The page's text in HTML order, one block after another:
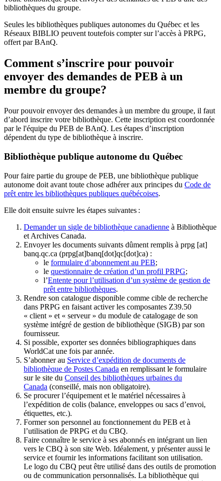
bibliothèques du groupe.
Seules les bibliothèques publiques autonomes du Québec et les
Réseaux BIBLIO peuvent toutefois compter sur l’accès à PRPG,
offert par BAnQ.
Comment s’inscrire pour pouvoir
envoyer des demandes de PEB à un
membre du groupe?
Pour pouvoir envoyer des demandes à un membre du groupe, il faut
d’abord inscrire votre bibliothèque. Cette inscription est coordonnée
par le l'équipe du PEB de BAnQ. Les étapes d’inscription
dépendent du type de bibliothèque à inscrire.
Bibliothèque publique autonome du Québec
Pour faire partie du groupe de PEB, une bibliothèque publique
autonome doit avant toute chose adhérer aux principes du Code de
prêt entre les bibliothèques publiques québécoises.
Elle doit ensuite suivre les étapes suivantes :
Demander un sigle de bibliothèque canadienne à Bibliothèque
et Archives Canada.
Envoyer les documents suivants dûment remplis à prpg [at]
banq.qc.ca (prpg[at]banq[dot]qc[dot]ca) :
le formulaire d’abonnement au PEB;
le questionnaire de création d’un profil PRPG;
l’Entente pour l’utilisation d’un système de gestion de
prêt entre bibliothèques.
Rendre son catalogue disponible comme cible de recherche
dans PRPG en faisant activer les composantes Z39.50
« client » et « serveur » du module de catalogage de son
système intégré de gestion de bibliothèque (SIGB) par son
fournisseur.
Si possible, exporter ses données bibliographiques dans
WorldCat une fois par année.
S’abonner au Service d’expédition de documents de
bibliothèque de Postes Canada en remplissant le formulaire
sur le site du Conseil des bibliothèques urbaines du
Canada (conseillé, mais non obligatoire).
Se procurer l’équipement et le matériel nécessaires à
l’expédition de colis (balance, enveloppes ou sacs d’envoi,
étiquettes, etc.).
Former son personnel au fonctionnement du PEB et à
l’utilisation de PRPG et du CBQ.
Faire connaître le service à ses abonnés en intégrant un lien
vers le CBQ à son site Web. Idéalement, y présenter aussi le
service et fournir les informations facilitant son utilisation.
Le logo du CBQ peut être utilisé dans des outils de promotion
ou de communication personnalisés. La bibliothèque qui